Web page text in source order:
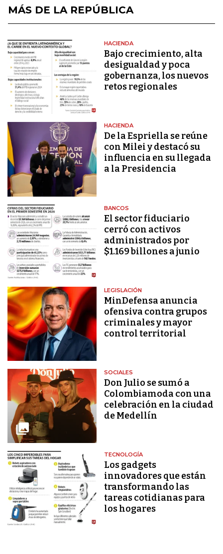
MÁS DE LA REPÚBLICA
HACIENDA
Bajo crecimiento, alta
desigualdad y poca
gobernanza, los nuevos
retos regionales
HACIENDA
De la Espriella se reúne
con Milei y destacó su
influencia en su llegada
a la Presidencia
BANCOS
El sector fiduciario
cerró con activos
administrados por
$1.169 billones a junio
LEGISLACIÓN
MinDefensa anuncia
ofensiva contra grupos
criminales y mayor
control territorial
SOCIALES
Don Julio se sumó a
Colombiamoda con una
celebración en la ciudad
de Medellín
TECNOLOGÍA
Los gadgets
innovadores que están
transformando las
tareas cotidianas para
los hogares